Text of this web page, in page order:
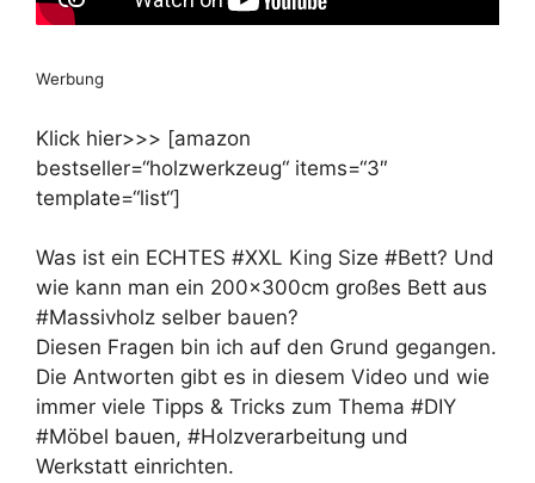
Werbung
Klick hier>>> [amazon
bestseller=“holzwerkzeug“ items=“3″
template=“list“]
Was ist ein ECHTES #XXL King Size #Bett? Und
wie kann man ein 200x300cm großes Bett aus
#Massivholz selber bauen?
Diesen Fragen bin ich auf den Grund gegangen.
Die Antworten gibt es in diesem Video und wie
immer viele Tipps & Tricks zum Thema #DIY
#Möbel bauen, #Holzverarbeitung und
Werkstatt einrichten.